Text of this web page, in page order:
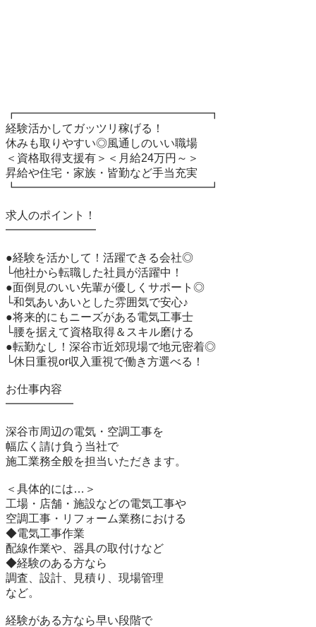
┏━━━━━━━━━━━━━━━━━┓
経験活かしてガッツリ稼げる！
休みも取りやすい◎風通しのいい職場
＜資格取得支援有＞＜月給24万円～＞
昇給や住宅・家族・皆勤など手当充実
┗━━━━━━━━━━━━━━━━━┛
求人のポイント！
━━━━━━━━
●経験を活かして！活躍できる会社◎
└他社から転職した社員が活躍中！
●面倒見のいい先輩が優しくサポート◎
└和気あいあいとした雰囲気で安心♪
●将来的にもニーズがある電気工事士
└腰を据えて資格取得＆スキル磨ける
●転勤なし！深谷市近郊現場で地元密着◎
└休日重視or収入重視で働き方選べる！
お仕事内容
━━━━━━
深谷市周辺の電気・空調工事を
幅広く請け負う当社で
施工業務全般を担当いただきます。
＜具体的には…＞
工場・店舗・施設などの電気工事や
空調工事・リフォーム業務における
◆電気工事作業
配線作業や、器具の取付けなど
◆経験のある方なら
調査、設計、見積り、現場管理
など。
経験がある方なら早い段階で